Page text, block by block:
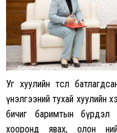
Уг хуулийн төсөл
үнэлгээний тухай хуулийн
бичиг баримтын бүрдэл
хооронд явах, олон